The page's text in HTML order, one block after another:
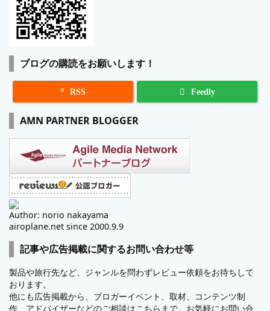
ブログの購読をお願いします！
 RSS Feedly
AMN PARTNER BLOGGER
Author: norio nakayama
airoplane.net since 2000.9.9
記事や広告掲載に関するお問い合わせ等
製品や旅行先など、ジャンルを問わずレビュー依頼をお待ちして
おります。
他にも広告掲載から、ブロガーイベント、取材、コンテンツ制
作、アドバイザーなどのご相談はこちらまで。お気軽にお問い合